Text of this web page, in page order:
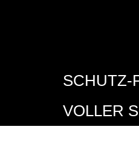
SCHUTZ-
VOLLER